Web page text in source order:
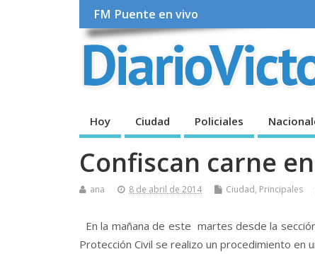
FM Puente en vivo
Hoy Ciudad Policiales
Confiscan carne
ana 8 de abril de 2014 Ciudad, Principales
En la mañana de este martes desde la
Protección Civil se realizo un procedimiento en